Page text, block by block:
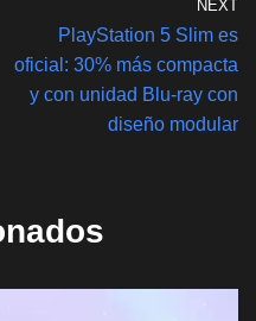
NEXT
PlayStation 5 Slim es
oficial: 30% más compacta
y con unidad Blu-ray con
diseño modular